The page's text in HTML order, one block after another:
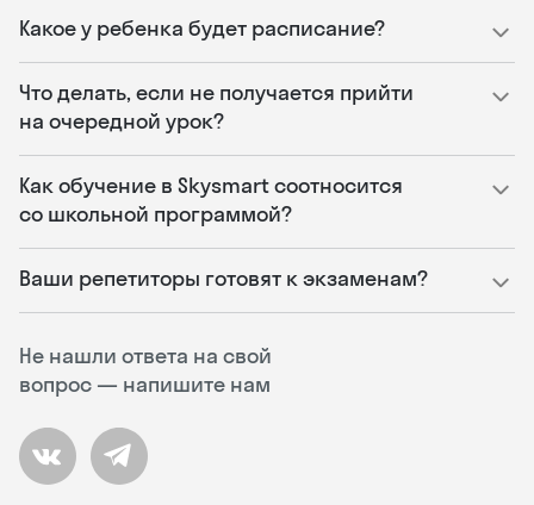
Не нашли ответа на свой
вопрос — напишите нам
Какое у ребенка будет расписание?
Что делать, если не получается прийти
на очередной урок?
Как обучение в Skysmart соотносится
со школьной программой?
Ваши репетиторы готовят к экзаменам?